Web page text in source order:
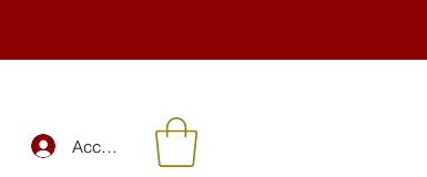
Accedi